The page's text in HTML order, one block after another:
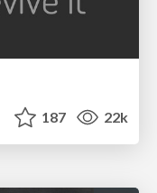
187 22k